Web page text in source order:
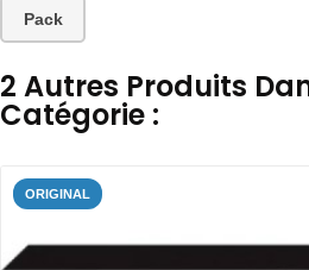
Pack
2 Autres Produits
Catégorie :
ORIGINAL